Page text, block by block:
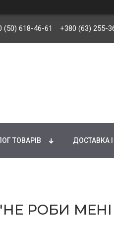
(50) 618-46-61 +380 (63) 255-
ТОВАРІВ ДОСТАВКА
РОБИ МЕНI